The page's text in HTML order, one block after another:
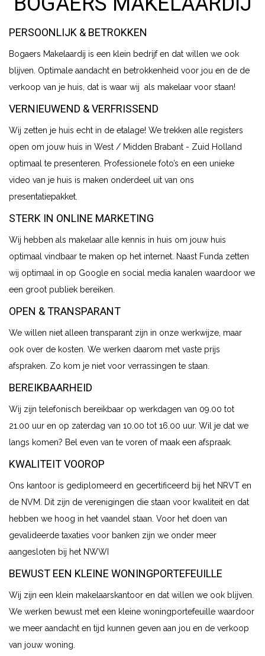
PERSOONLIJK & BETROKKEN
Bogaers Makelaardij is een klein bedrijf en dat willen we ook
blijven. Optimale aandacht en betrokkenheid voor jou en de de
verkoop van je huis, dat is waar wij als makelaar voor staan!
VERNIEUWEND & VERFRISSEND
Wij zetten je huis echt in de etalage! We trekken alle registers
open om jouw huis in West / Midden Brabant - Zuid Holland
optimaal te presenteren. Professionele foto’s en een unieke
video van je huis is maken onderdeel uit van ons
presentatiepakket.
STERK IN ONLINE MARKETING
Wij hebben als makelaar alle kennis in huis om jouw huis
optimaal vindbaar te maken op het internet. Naast Funda zetten
wij optimaal in op Google en social media kanalen waardoor we
een groot publiek bereiken.
OPEN & TRANSPARANT
We willen niet alleen transparant zijn in onze werkwijze, maar
ook over de kosten. We werken daarom met vaste prijs
afspraken. Zo kom je niet voor verrassingen te staan.
BEREIKBAARHEID
Wij zijn telefonisch bereikbaar op werkdagen van 09.00 tot
21.00 uur en op zaterdag van 10.00 tot 16.00 uur. Wil je dat we
langs komen? Bel even van te voren of maak een afspraak.
KWALITEIT VOOROP
Ons kantoor is gediplomeerd en gecertificeerd bij het NRVT en
de NVM. Dit zijn de verenigingen die staan voor kwaliteit en dat
hebben we hoog in het vaandel staan. Voor het doen van
gevalideerde taxaties voor banken zijn we onder meer
aangesloten bij het NWWI
BEWUST EEN KLEINE WONINGPORTEFEUILLE
Wij zijn een klein makelaarskantoor en dat willen we ook blijven.
We werken bewust met een kleine woningportefeuille waardoor
we meer aandacht en tijd kunnen geven aan jou en de verkoop
van jouw woning.